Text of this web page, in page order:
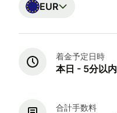
EUR
着金予定日時
本日 - 5分以内
合計手数料